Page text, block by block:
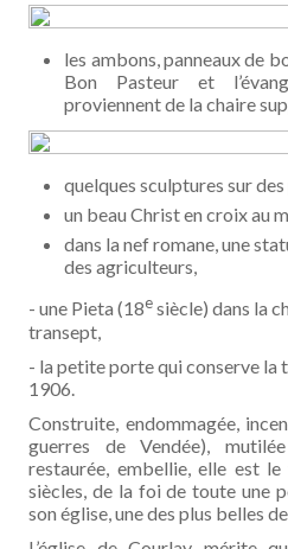
les ambons, panneaux de
Bon Pasteur et
proviennent de la chaire
quelques sculptures sur
un beau Christ en croix au
dans la nef romane, une
des agriculteurs,
- une Pieta (18esiècle) dans la
transept,
- la petite porte qui conserve la
1906.
Construite, endommagée,
guerres de Vendée),
restaurée, embellie, elle est
siècles, de la foi de toute une
son église, une des plus belles